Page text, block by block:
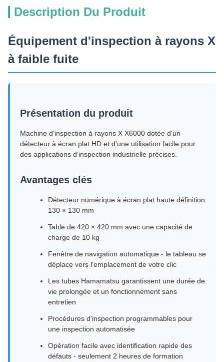
Description Du Produit
Équipement d'inspection à rayons X
à faible fuite
Présentation du produit
Machine d'inspection à rayons X X6000 dotée d'un
détecteur à écran plat HD et d'une utilisation facile pour
des applications d'inspection industrielle précises.
Avantages clés
Détecteur numérique à écran plat haute définition
130 × 130 mm
Table de 420 × 420 mm avec une capacité de
charge de 10 kg
Fenêtre de navigation automatique - le tableau se
déplace vers l'emplacement de votre clic
Les tubes Hamamatsu garantissent une durée de
vie prolongée et un fonctionnement sans
entretien
Procédures d'inspection programmables pour
une inspection automatisée
Opération facile avec identification rapide des
défauts - seulement 2 heures de formation